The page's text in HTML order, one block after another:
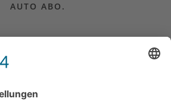
AUTO ABO.
AUTO KAUFEN.